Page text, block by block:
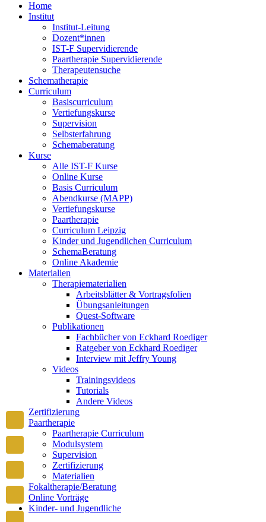
Home
Institut
Institut-Leitung
Dozent*innen
IST-F Supervidierende
Paartherapie Supervidierende
Therapeutensuche
Schematherapie
Curriculum
Basiscurriculum
Vertiefungskurse
Supervision
Selbsterfahrung
Schemaberatung
Kurse
Alle IST-F Kurse
Online Kurse
Basis Curriculum
Abendkurse (MAPP)
Vertiefungskurse
Paartherapie
Curriculum Leipzig
Kinder und Jugendlichen Curriculum
SchemaBeratung
Online Akademie
Materialien
Therapiematerialien
Arbeitsblätter & Vortragsfolien
Übungsanleitungen
Quest-Software
Publikationen
Fachbücher von Eckhard Roediger
Ratgeber von Eckhard Roediger
Interview mit Jeffry Young
Videos
Trainingsvideos
Tutorials
Andere Videos
Zertifizierung
Paartherapie
Paartherapie Curriculum
Modulsystem
Supervision
Zertifizierung
Materialien
Fokaltherapie/Beratung
Online Vorträge
Kinder- und Jugendliche